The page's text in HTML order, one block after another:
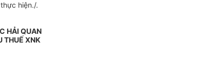
hiện./.
HẢI QUAN
THUẾ XNK